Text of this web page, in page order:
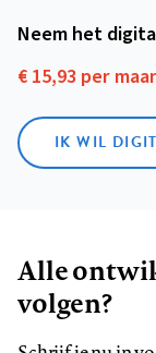
Neem het
€ 15,93 per
IK WIL
Alle
volgen?